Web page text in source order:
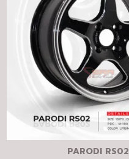
PARODI RS02